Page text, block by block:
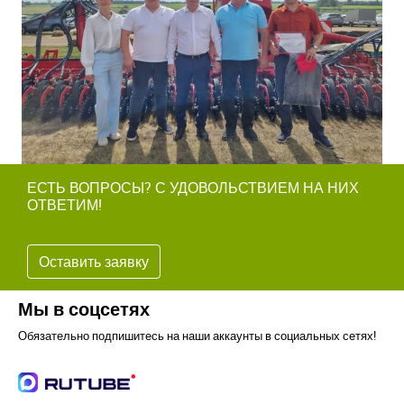
ЕСТЬ ВОПРОСЫ? С УДОВОЛЬСТВИЕМ НА НИХ
ОТВЕТИМ!
Оставить заявку
Мы в соцсетях
Обязательно подпишитесь на наши аккаунты в социальных сетях!